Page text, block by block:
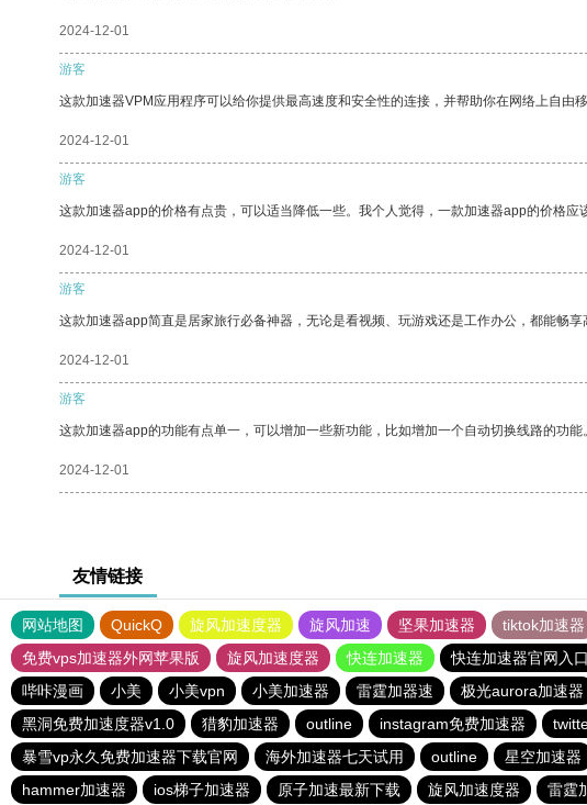
2024-12-01
游客
这款加速器VPM应用程序可以给你提供最高速度和安全性的连接，并帮助你在网络上自由移
2024-12-01
游客
这款加速器app的价格有点贵，可以适当降低一些。我个人觉得，一款加速器app的价格应
2024-12-01
游客
这款加速器app简直是居家旅行必备神器，无论是看视频、玩游戏还是工作办公，都能畅
2024-12-01
游客
这款加速器app的功能有点单一，可以增加一些新功能，比如增加一个自动切换线路的功能。
2024-12-01
友情链接
网站地图 QuickQ 旋风加速度器 旋风加速 坚果加速器 tiktok加速器
免费vps加速器外网苹果版
旋风加速度器 快连加速器 快连加速器官网入口
哔咔漫画
小美 小美vpn 小美加速器 雷霆加器速 极光aurora加速器
黑洞免费加速度器v1.0
猎豹加速器 outline instagram免费加速器
暴雪vp永久免费加速器下载官网
海外加速器七天试用 outline 星空加速器
hammer加速器
ios梯子加速器 原子加速最新下载 旋风加速度器 雷霆